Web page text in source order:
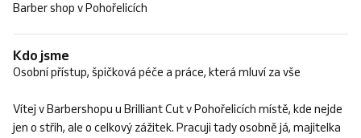
Barber shop v Pohořelicích
Kdo jsme
Osobní přístup, špičková péče a práce, která mluví za vše
Vítej v Barbershopu u Brilliant Cut v Pohořelicích místě, kde nejde
jen o střih, ale o celkový zážitek. Pracuji tady osobně já, majitelka